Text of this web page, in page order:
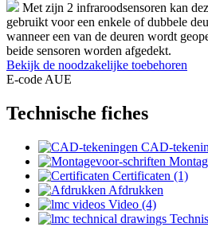
Met zijn 2 infraroodsensoren kan
gebruikt voor een enkele of dubbele
wanneer een van de deuren wordt
beide sensoren worden afgedekt.
Bekijk de noodzakelijke toebehoren
E-code AUE
Technische fiches
CAD-
Certificaten (1)
Afdrukken
Video (4)